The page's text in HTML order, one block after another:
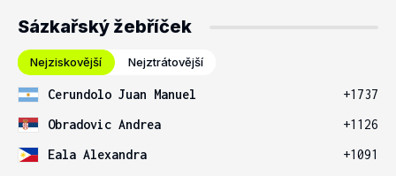
Sázkařský žebříček
Nejziskovější Nejztrátovější
Cerundolo Juan Manuel
+1737
Obradovic Andrea
+1126
Eala Alexandra
+1091